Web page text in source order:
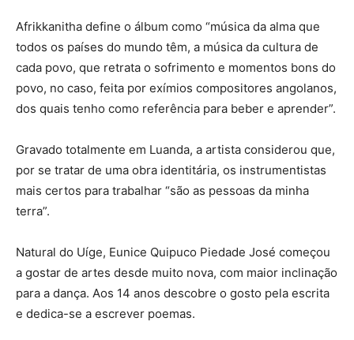
Afrikkanitha define o álbum como “música da alma que
todos os países do mundo têm, a música da cultura de
cada povo, que retrata o sofrimento e momentos bons do
povo, no caso, feita por exímios compositores angolanos,
dos quais tenho como referência para beber e aprender”.
Gravado totalmente em Luanda, a artista considerou que,
por se tratar de uma obra identitária, os instrumentistas
mais certos para trabalhar “são as pessoas da minha
terra”.
Natural do Uíge, Eunice Quipuco Piedade José começou
a gostar de artes desde muito nova, com maior inclinação
para a dança. Aos 14 anos descobre o gosto pela escrita
e dedica-se a escrever poemas.